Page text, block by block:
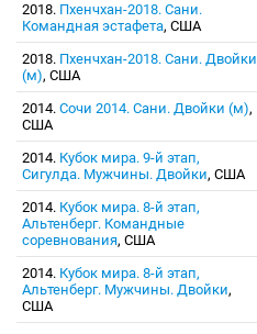
2018. Пхенчхан-2018. Сани.
Командная эстафета, США
2018. Пхенчхан-2018. Сани. Двойки
(м), США
2014. Сочи 2014. Сани. Двойки (м),
США
2014. Кубок мира. 9-й этап,
Сигулда. Мужчины. Двойки, США
2014. Кубок мира. 8-й этап,
Альтенберг. Командные
соревнования, США
2014. Кубок мира. 8-й этап,
Альтенберг. Мужчины. Двойки,
США